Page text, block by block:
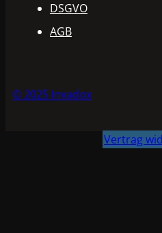
DSGVO
AGB
© 2025 Invadox
Vertrag